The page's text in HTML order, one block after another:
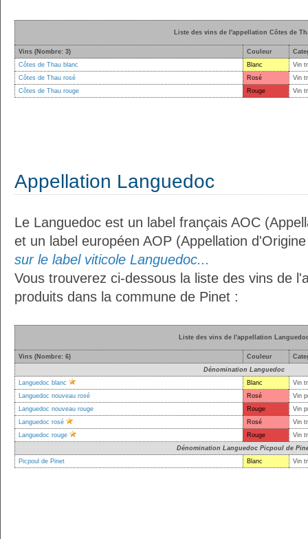
Liste des vins de l'appellation Côtes de
Vins (Nombre: 3) Couleur
Côtes de Thau blanc
Blanc
Vin
Côtes de Thau rosé
Rosé
Vin
Côtes de Thau rouge
Rouge Vin
Appellation Languedoc
Le Languedoc est un label français AOC
et un label européen AOP (Appellation
sur le label viticole Languedoc...
Vous trouverez ci-dessous la liste des vins de
produits dans la commune de Pinet :
Liste des vins de l'appellation
Vins (Nombre: 6) Couleur
Dénomination Languedoc
Languedoc blanc
Blanc
Vin
Languedoc nouveau rosé
Rosé
Vin
Languedoc nouveau rouge
Rouge
Vin
Languedoc rosé
Rosé
Vin
Languedoc rouge
Rouge
Vin
Dénomination Languedoc Picpoul de
Picpoul de Pinet
Blanc Vin